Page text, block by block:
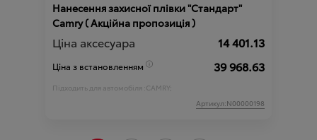
Нанесення захисної плівки "Стандарт"
Camry ( Акційна пропозиція )
Ціна аксесуара 14 401.13
Ціна з встановленням 39 968.63
Підходить для автомобіля :CAMRY;
Артикул:N00000198